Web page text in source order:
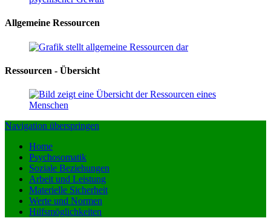
Allgemeine Ressourcen
Ressourcen - Übersicht
Navigation überspringen
Home
Psychosomatik
Soziale Beziehungen
Arbeit und Leistung
Materielle Sicherheit
Werte und Normen
Hilfsmöglichkeiten